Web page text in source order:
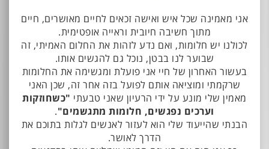
אני מאמינה שכל איש ואישה זכאים לחיים מאושרים, חיים
מתוך חשיבה חיובית וראייה אופטימית.
לכולנו יש חלומות, ואם נדע לזהות את החלום האמיתי, זה
שבוער לנו בבטן, נוכל גם להגשים אותו.
בעשור האחרון של חיי אני פועלת ומגשימה את החלומות
שרקמתי ומוציאה אותם לפועל בזה אחר זה, שכן האני
מאמין שלי מונע על ידי הרעיון שאני טבעתי "כשחוזקות
וערכים נפגשים, חלומות מתגשמים".
הבנתי שהייעוד שלי הוא לעזור לאנשים לגלות בתוכם את
הדרך לאושר.